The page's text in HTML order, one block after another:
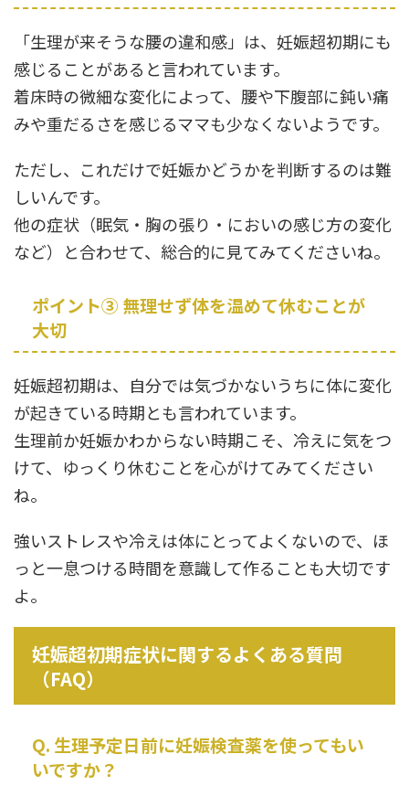
「生理が来そうな腰の違和感」は、妊娠超初期にも
感じることがあると言われています。
着床時の微細な変化によって、腰や下腹部に鈍い痛
みや重だるさを感じるママも少なくないようです。
ただし、これだけで妊娠かどうかを判断するのは難
しいんです。
他の症状（眠気・胸の張り・においの感じ方の変化
など）と合わせて、総合的に見てみてくださいね。
ポイント③ 無理せず体を温めて休むことが
大切
妊娠超初期は、自分では気づかないうちに体に変化
が起きている時期とも言われています。
生理前か妊娠かわからない時期こそ、冷えに気をつ
けて、ゆっくり休むことを心がけてみてください
ね。
強いストレスや冷えは体にとってよくないので、ほ
っと一息つける時間を意識して作ることも大切です
よ。
妊娠超初期症状に関するよくある質問
（FAQ）
Q. 生理予定日前に妊娠検査薬を使ってもい
いですか？